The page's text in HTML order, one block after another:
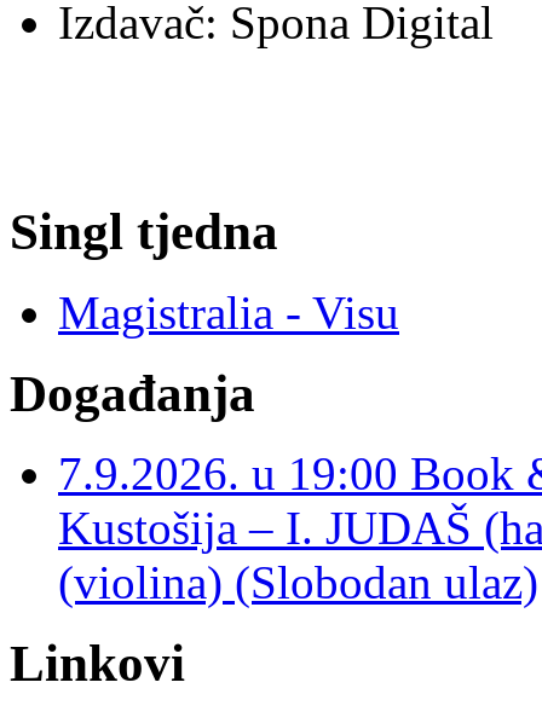
Izdavač: Spona Digital
Singl tjedna
Magistralia - Visu
Događanja
7.9.2026. u 19:00 Book
Kustošija – I. JUDAŠ
(violina) (Slobodan ulaz)
Linkovi